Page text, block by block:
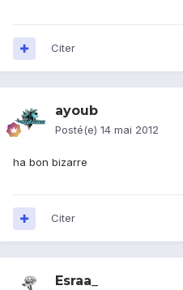
Citer
ayoub
Posté(e) 14 mai 2012
ha bon bizarre
Citer
Esraa_